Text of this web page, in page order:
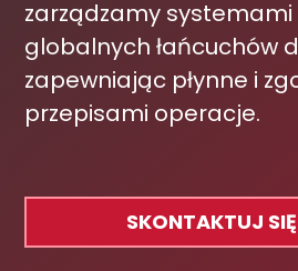
zarządzamy systemami
globalnych łańcuchów
zapewniając płynne i
przepisami operacje.
SKONTAKTUJ